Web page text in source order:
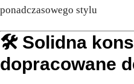
ponadczasowego stylu
🛠️ Solidna
dopracowane